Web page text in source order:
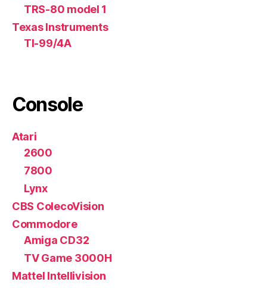
TRS-80 model 1
Texas Instruments
TI-99/4A
Console
Atari
2600
7800
Lynx
CBS ColecoVision
Commodore
Amiga CD32
TV Game 3000H
Mattel Intellivision